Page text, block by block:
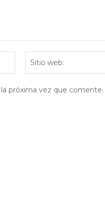
electrónico:*
próxima vez que comente.